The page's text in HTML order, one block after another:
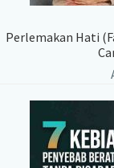
Perlemakan Hati